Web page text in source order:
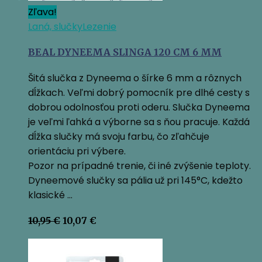
Zľava!
Laná, slučkyLezenie
BEAL DYNEEMA SLINGA 120 CM 6 MM
Šitá slučka z Dyneema o šírke 6 mm a rôznych
dĺžkach. Veľmi dobrý pomocník pre dlhé cesty s
dobrou odolnosťou proti oderu. Slučka Dyneema
je veľmi ľahká a výborne sa s ňou pracuje. Každá
dĺžka slučky má svoju farbu, čo zľahčuje
orientáciu pri výbere.
Pozor na prípadné trenie, či iné zvýšenie teploty.
Dyneemové slučky sa pália už pri 145°C, kdežto
klasické …
10,95€ Pôvodná
10,95 €.
10,07 €
10,07 €.